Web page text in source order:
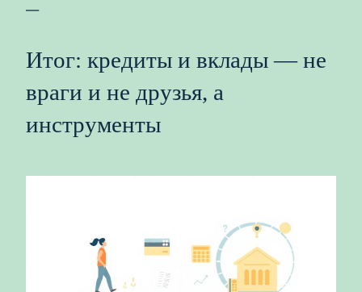
—
Итог: кредиты и вклады — не
враги и не друзья, а
инструменты